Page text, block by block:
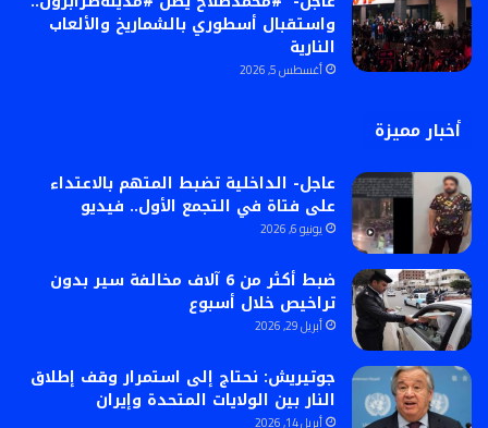
واستقبال أسطوري بالشماريخ والألعاب
النارية
أغسطس 5, 2026
أخبار مميزة
عاجل- الداخلية تضبط المتهم بالاعتداء
على فتاة في التجمع الأول.. فيديو
يونيو 6, 2026
ضبط أكثر من 6 آلاف مخالفة سير بدون
تراخيص خلال أسبوع
أبريل 29, 2026
جوتيريش: نحتاج إلى استمرار وقف إطلاق
النار بين الولايات المتحدة وإيران
أبريل 14, 2026